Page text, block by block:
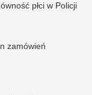
płci w Policji
zamówień